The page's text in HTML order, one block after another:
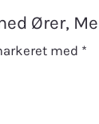
Ører,
med *